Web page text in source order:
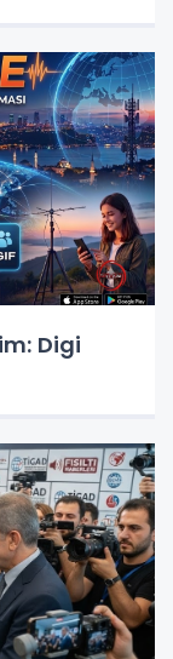
Digi